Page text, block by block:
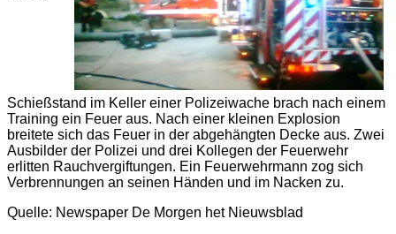
Schießstand im Keller einer Polizeiwache brach nach einem
Training ein Feuer aus. Nach einer kleinen Explosion
breitete sich das Feuer in der abgehängten Decke aus. Zwei
Ausbilder der Polizei und drei Kollegen der Feuerwehr
erlitten Rauchvergiftungen. Ein Feuerwehrmann zog sich
Verbrennungen an seinen Händen und im Nacken zu.
Quelle: Newspaper De Morgen het Nieuwsblad